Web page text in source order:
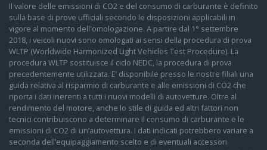
Il valore delle emissioni di CO2 e del consumo di carburante è definito
sulla base di prove ufficiali secondo le disposizioni applicabili in
vigore al momento dell'omologazione. A partire dal 1° settembre
2018, i veicoli nuovi sono omologati ai sensi della procedura di prova
WLTP (Worldwide Harmonized Light Vehicles Test Procedure). La
procedura WLTP sostituisce il ciclo NEDC, la procedura di prova
precedentemente utilizzata. E’ disponibile presso le nostre filiali una
guida relativa al risparmio di carburante e alle emissioni di CO2 che
riporta i dati inerenti a tutti i nuovi modelli di autovetture. Oltre al
rendimento del motore, anche lo stile di guida ed altri fattori non
tecnici contribuiscono a determinare il consumo di carburante e le
emissioni di CO2 di un’autovettura. I dati indicati potrebbero variare a
seconda dell’equipaggiamento scelto e di eventuali accessori